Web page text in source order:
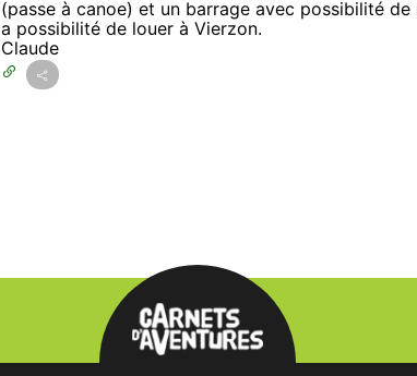
(passe à canoe) et un barrage avec possibilité
a possibilité de louer à Vierzon.
Claude